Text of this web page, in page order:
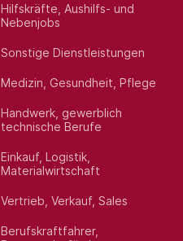
Hilfskräfte, Aushilfs- und
Nebenjobs
Sonstige Dienstleistungen
Medizin, Gesundheit, Pflege
Handwerk, gewerblich
technische Berufe
Einkauf, Logistik,
Materialwirtschaft
Vertrieb, Verkauf, Sales
Berufskraftfahrer,